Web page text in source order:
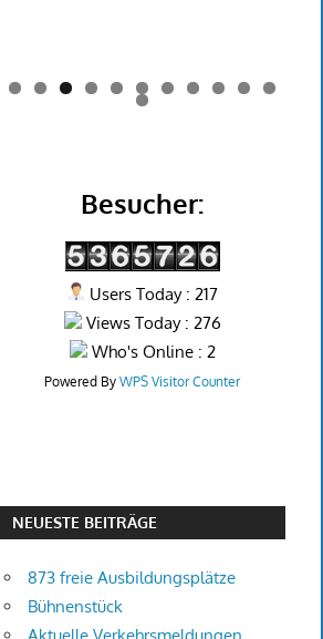
0 1
2
Besucher:
Users Today : 217
Views Today : 276
Who's Online : 2
Powered ByWPS Visitor Counter
NEUESTE BEITRÄGE
873 freie Ausbildungsplätze
Bühnenstück